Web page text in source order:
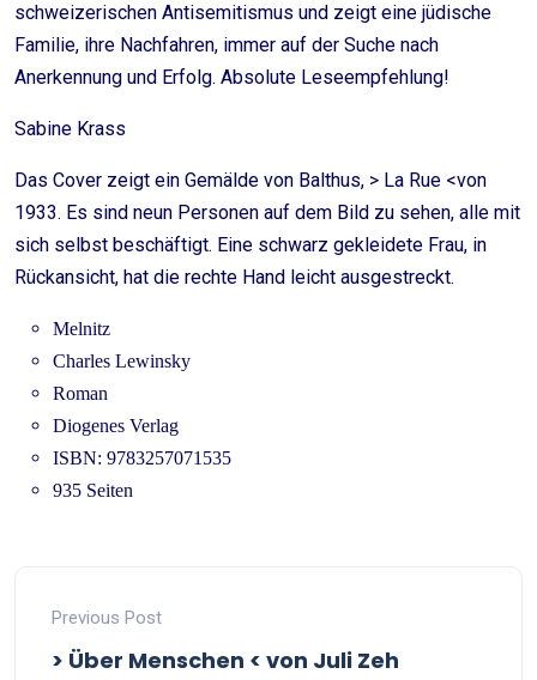
schweizerischen Antisemitismus und zeigt eine jüdische
Familie, ihre Nachfahren, immer auf der Suche nach
Anerkennung und Erfolg. Absolute Leseempfehlung!
Sabine Krass
Das Cover zeigt ein Gemälde von Balthus, > La Rue <von
1933. Es sind neun Personen auf dem Bild zu sehen, alle mit
sich selbst beschäftigt. Eine schwarz gekleidete Frau, in
Rückansicht, hat die rechte Hand leicht ausgestreckt.
Melnitz
Charles Lewinsky
Roman
Diogenes Verlag
ISBN: 9783257071535
935 Seiten
Previous Post
> Über Menschen < von Juli Zeh